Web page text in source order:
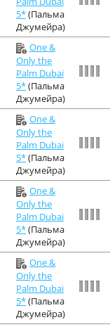
5*(Пальма
Джумейра)
One &
Only the
Palm Dubai
5*(Пальма
Джумейра)
One &
Only the
Palm Dubai
5*(Пальма
Джумейра)
One &
Only the
Palm Dubai
5*(Пальма
Джумейра)
One &
Only the
Palm Dubai
5*(Пальма
Джумейра)